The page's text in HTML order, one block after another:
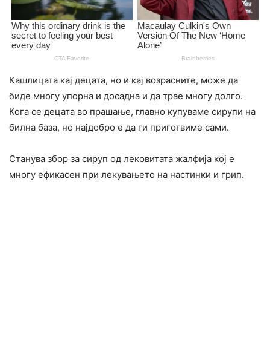
Кашлицата кај децата, но и кај возрасните, може да
биде многу упорна и досадна и да трае многу долго.
Кога се децата во прашање, главно купуваме сирупи на
билна база, но најдобро е да ги приготвиме сами.
Станува збор за сируп од лековитата жалфија кој е
многу ефикасен при лекувањето на настинки и грип.